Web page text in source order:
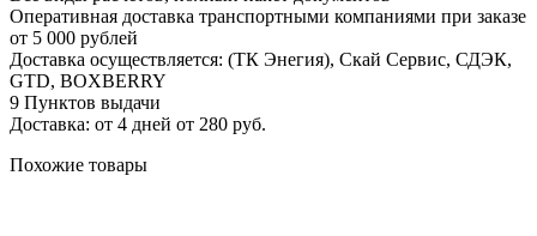
Оперативная доставка транспортными компаниями при заказе
от 5 000 рублей
Доставка осуществляется: (ТК Энегия), Скай Сервис, СДЭК,
GTD, BOXBERRY
9 Пунктов выдачи
Доставка: от 4 дней от 280 руб.
Похожие товары